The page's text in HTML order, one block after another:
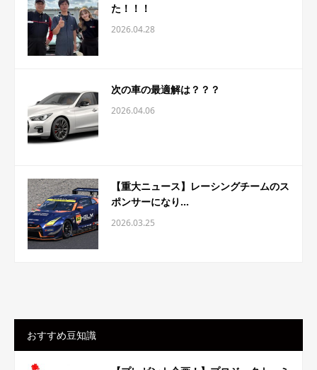
た！！！
2026.04.28
次の車の最適解は？？？
2026.04.06
【重大ニュース】レーシングチームのス
ポンサーになり...
2026.03.25
おすすめ豆知識